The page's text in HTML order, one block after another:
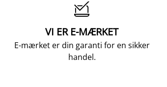

VI ER E-MÆRKET
E-mærket er din garanti for en sikker
handel.